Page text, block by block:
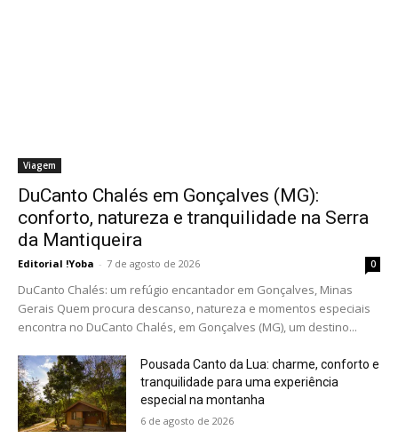
Viagem
DuCanto Chalés em Gonçalves (MG):
conforto, natureza e tranquilidade na Serra
da Mantiqueira
Editorial !Yoba - 7 de agosto de 2026 0
DuCanto Chalés: um refúgio encantador em Gonçalves, Minas
Gerais Quem procura descanso, natureza e momentos especiais
encontra no DuCanto Chalés, em Gonçalves (MG), um destino...
Pousada Canto da Lua: charme, conforto e
tranquilidade para uma experiência
especial na montanha
6 de agosto de 2026